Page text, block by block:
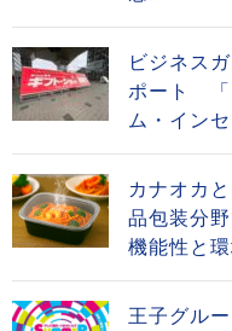
ビジネス
ポート 「
ム・イン
カナオカ
品包装分
機能性と
王子グル